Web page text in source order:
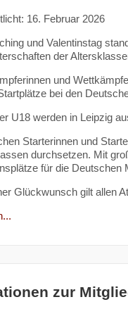
16. Februar 2026
und Valentinstag
der
und
bei den
U18 werden in Leipzig
Starterinnen und
durchsetzen. Mit
für die Deutschen
Glückwunsch gilt allen
zur